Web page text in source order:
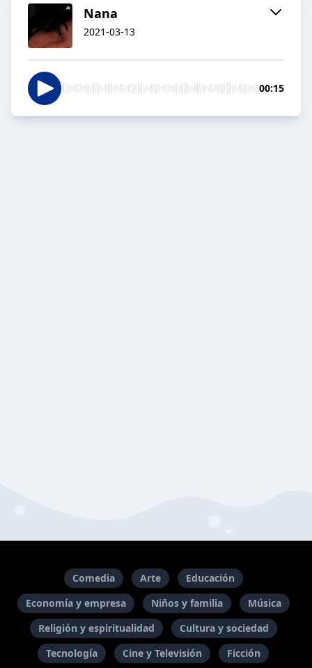
Nana
2021-03-13
00:15
Comedia Arte
Educación
Economía y empresa
Niños y familia
Música
Religión y espiritualidad
Cultura y sociedad
Tecnología
Cine y Televisión Ficción